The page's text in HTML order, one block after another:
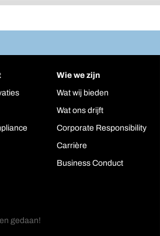
Wie we zijn
Wat wij bieden
Wat ons drijft
Corporate Responsibility
Carrière
Business Conduct